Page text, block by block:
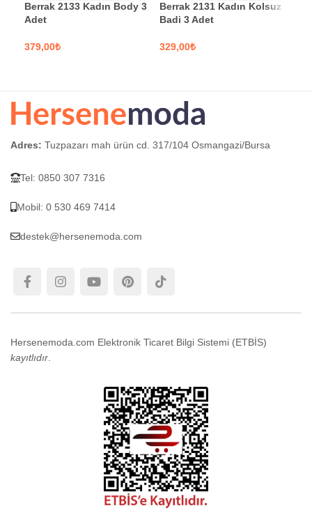
Berrak 2133 Kadın Body 3
Adet
₺
Berrak 2131 Kadın Kolsuz
Badi 3 Adet
₺
Adres: Tuzpazarı mah ürün cd. 317/104 Osmangazi/Bursa
Tel: 0850 307 7316
Mobil: 0 530 469 7414
destek@hersenemoda.com
Hersenemoda.com Elektronik Ticaret Bilgi Sistemi (ETBİS)
kayıtlıdır.